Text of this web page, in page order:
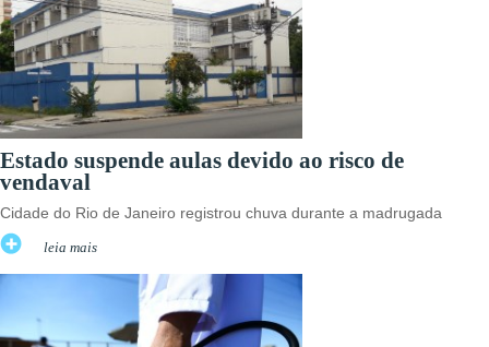
Estado suspende aulas devido ao risco de
vendaval
Cidade do Rio de Janeiro registrou chuva durante a madrugada
leia mais